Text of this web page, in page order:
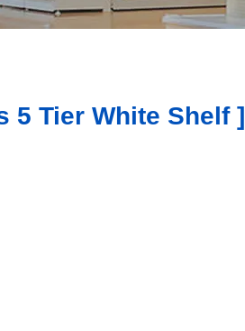
5 Tier White Shelf ]